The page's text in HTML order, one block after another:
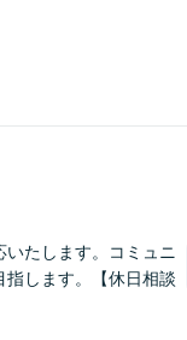
いたします。コミュニ
します。【休日相談